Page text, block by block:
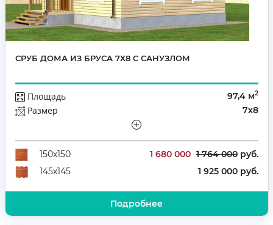
СРУБ ДОМА ИЗ БРУСА 7Х8 С САНУЗЛОМ
Площадь 97,4 м2
Размер 7х8
Количество комнат
5
150х150
1 680 000 1 764 000руб.
145х145
1 925 000 руб.
Подробнее